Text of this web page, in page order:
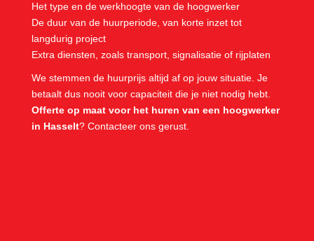
Het type en de werkhoogte van de hoogwerker
De duur van de huurperiode, van korte inzet tot
langdurig project
Extra diensten, zoals transport, signalisatie of rijplaten
We stemmen de huurprijs altijd af op jouw situatie. Je
betaalt dus nooit voor capaciteit die je niet nodig hebt.
Offerte op maat voor het huren van een hoogwerker
in Hasselt? Contacteer ons gerust.